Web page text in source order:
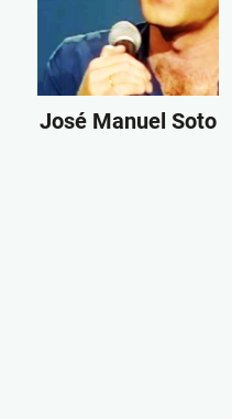
José Manuel Soto